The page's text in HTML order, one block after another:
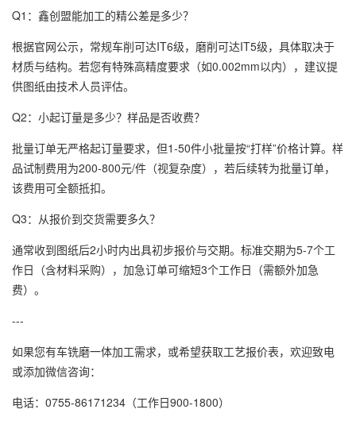
Q1：鑫创盟能加工的精公差是多少？
根据官网公示，常规车削可达IT6级，磨削可达IT5级，具体取决于
材质与结构。若您有特殊高精度要求（如0.002mm以内），建议提
供图纸由技术人员评估。
Q2：小起订量是多少？样品是否收费？
批量订单无严格起订量要求，但1-50件小批量按“打样”价格计算。样
品试制费用为200-800元/件（视复杂度），若后续转为批量订单，
该费用可全额抵扣。
Q3：从报价到交货需要多久？
通常收到图纸后2小时内出具初步报价与交期。标准交期为5-7个工
作日（含材料采购），加急订单可缩短3个工作日（需额外加急
费）。
---
如果您有车铣磨一体加工需求，或希望获取工艺报价表，欢迎致电
或添加微信咨询：
电话：0755-86171234（工作日900-1800）